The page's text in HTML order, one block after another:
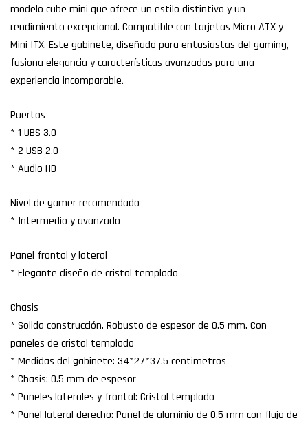
modelo cube mini que ofrece un estilo distintivo y un
rendimiento excepcional. Compatible con tarjetas Micro ATX y
Mini ITX. Este gabinete, diseñado para entusiastas del gaming,
fusiona elegancia y características avanzadas para una
experiencia incomparable.
Puertos
* 1 UBS 3.0
* 2 USB 2.0
* Audio HD
Nivel de gamer recomendado
* Intermedio y avanzado
Panel frontal y lateral
* Elegante diseño de cristal templado
Chasis
* Solida construcción. Robusto de espesor de 0.5 mm. Con
paneles de cristal templado
* Medidas del gabinete: 34*27*37.5 centimetros
* Chasis: 0.5 mm de espesor
* Paneles laterales y frontal: Cristal templado
* Panel lateral derecho: Panel de aluminio de 0.5 mm con flujo de